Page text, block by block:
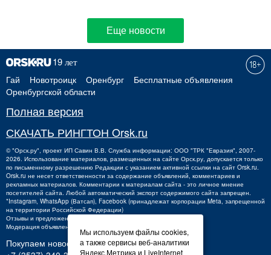
Еще новости
Гай Новотроицк Оренбург
Бесплатные объявления
Оренбургской области
Полная версия
СКАЧАТЬ РИНГТОН Orsk.ru
©"Орск.ру" , проект ИП Савин В.В. Служба информации: ООО "ТРК "Евразия", 2007-
2026. Использование материалов, размещенных на сайте Орск.ру, допускается только
по письменному разрешению Редакции с указанием активной ссылки на сайт Orsk.ru.
Orsk.ru не несет ответственности за содержание объявлений, комментариев и
рекламных материалов. Комментарии к материалам сайта - это личное мнение
посетителей сайта. Любой автоматический экспорт содержимого сайта запрещен.
*Instagram, WhatsApp (Ватсап), Facebook (принадлежат корпорации Meta, запрещенной
на территории Российской Федерации)
Отзывы и предложения о работе портала:
Модерация объявлений +7 (3537) 32-71-28
Покупаем новости:
Мы используем файлы cookies,
а также сервисы веб-аналитики
Яндекс.Метрика и LiveInternet